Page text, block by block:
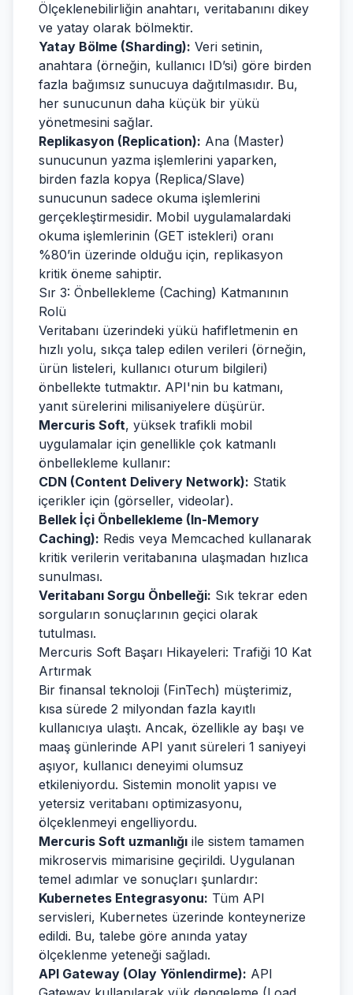
Ölçeklenebilirliğin anahtarı, veritabanını dikey
ve yatay olarak bölmektir.
Yatay Bölme (Sharding): Veri setinin,
anahtara (örneğin, kullanıcı ID’si) göre birden
fazla bağımsız sunucuya dağıtılmasıdır. Bu,
her sunucunun daha küçük bir yükü
yönetmesini sağlar.
Replikasyon (Replication): Ana (Master)
sunucunun yazma işlemlerini yaparken,
birden fazla kopya (Replica/Slave)
sunucunun sadece okuma işlemlerini
gerçekleştirmesidir. Mobil uygulamalardaki
okuma işlemlerinin (GET istekleri) oranı
%80’in üzerinde olduğu için, replikasyon
kritik öneme sahiptir.
Sır 3: Önbellekleme (Caching) Katmanının
Rolü
Veritabanı üzerindeki yükü hafifletmenin en
hızlı yolu, sıkça talep edilen verileri (örneğin,
ürün listeleri, kullanıcı oturum bilgileri)
önbellekte tutmaktır. API'nin bu katmanı,
yanıt sürelerini milisaniyelere düşürür.
Mercuris Soft, yüksek trafikli mobil
uygulamalar için genellikle çok katmanlı
önbellekleme kullanır:
CDN (Content Delivery Network): Statik
içerikler için (görseller, videolar).
Bellek İçi Önbellekleme (In-Memory
Caching): Redis veya Memcached kullanarak
kritik verilerin veritabanına ulaşmadan hızlıca
sunulması.
Veritabanı Sorgu Önbelleği: Sık tekrar eden
sorguların sonuçlarının geçici olarak
tutulması.
Mercuris Soft Başarı Hikayeleri: Trafiği 10 Kat
Artırmak
Bir finansal teknoloji (FinTech) müşterimiz,
kısa sürede 2 milyondan fazla kayıtlı
kullanıcıya ulaştı. Ancak, özellikle ay başı ve
maaş günlerinde API yanıt süreleri 1 saniyeyi
aşıyor, kullanıcı deneyimi olumsuz
etkileniyordu. Sistemin monolit yapısı ve
yetersiz veritabanı optimizasyonu,
ölçeklenmeyi engelliyordu.
Mercuris Soft uzmanlığı ile sistem tamamen
mikroservis mimarisine geçirildi. Uygulanan
temel adımlar ve sonuçları şunlardır:
Kubernetes Entegrasyonu: Tüm API
servisleri, Kubernetes üzerinde konteynerize
edildi. Bu, talebe göre anında yatay
ölçeklenme yeteneği sağladı.
API Gateway (Olay Yönlendirme): API